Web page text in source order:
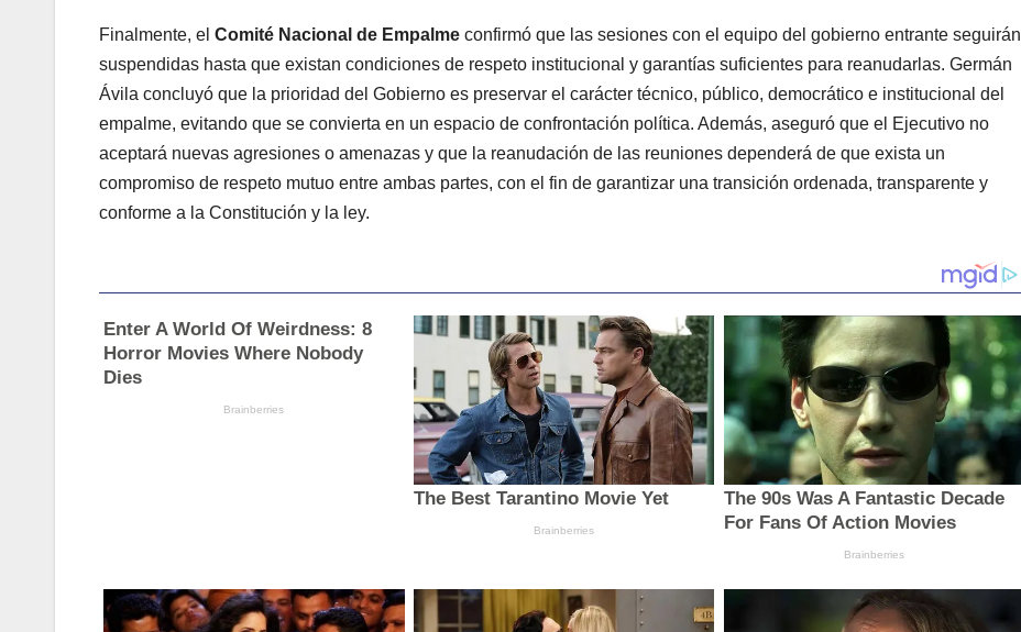
Finalmente, el Comité Nacional de Empalme confirmó que las sesiones con el equipo del gobierno entrante seguirán
suspendidas hasta que existan condiciones de respeto institucional y garantías suficientes para reanudarlas. Germán
Ávila concluyó que la prioridad del Gobierno es preservar el carácter técnico, público, democrático e institucional del
empalme, evitando que se convierta en un espacio de confrontación política. Además, aseguró que el Ejecutivo no
aceptará nuevas agresiones o amenazas y que la reanudación de las reuniones dependerá de que exista un
compromiso de respeto mutuo entre ambas partes, con el fin de garantizar una transición ordenada, transparente y
conforme a la Constitución y la ley.